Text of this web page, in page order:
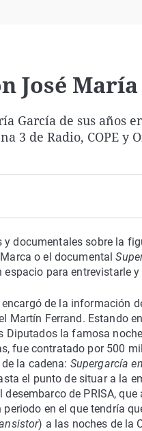
Vasco
José
García de sus años
3 de Radio, COPE y
documentales sobre la
o el documental
para entrevistarle
de la información
Martín Ferrand. Estando
la famosa
fue contratado por 500
la cadena: Supergarcía
el punto de situar a la
de PRISA,
periodo en el que tendría
) a las noches de la